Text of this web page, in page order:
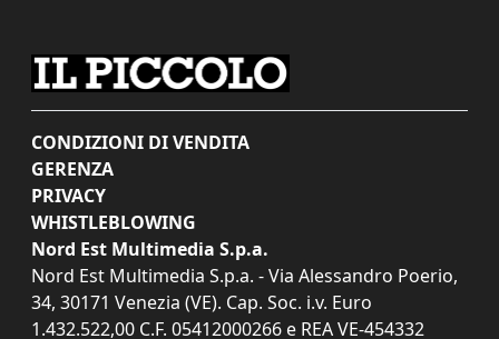
CONDIZIONI DI VENDITA
GERENZA
PRIVACY
WHISTLEBLOWING
Nord Est Multimedia S.p.a.
Nord Est Multimedia S.p.a. - Via Alessandro Poerio,
34, 30171 Venezia (VE). Cap. Soc. i.v. Euro
1.432.522,00 C.F. 05412000266 e REA VE-454332